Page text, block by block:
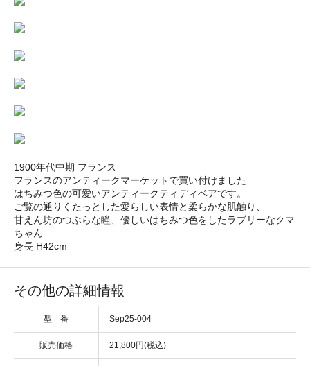
1900年代中期 フランス
フランスのアンティークマーケットで買い付けました
はちみつ色の可愛いアンティークティディベアです。
ご覧の通りくたっとした愛らしい表情と柔らかな肌触り、
甘えん坊のつぶらな瞳、優しいはちみつ色をしたラブリーなクマ
ちゃん
身長 H42cm
その他の詳細情報
型 番 Sep25-004
販売価格 21,800円(税込)